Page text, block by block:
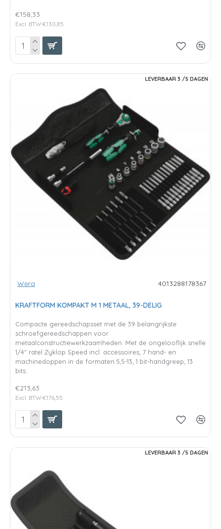
€158,33
Excl. BTW:€130,85
LEVERBAAR 3 /5 DAGEN
Wera 4013288178367
KRAFTFORM KOMPAKT M 1 METAAL, 39-DELIG
Compacte gereedschapsset met de 39 belangrijkste
schroefgereedschappen voor
metaalconstructiewerkzaamheden. Met de ongelooflijk snelle
1/4" ratel Zyklop Speed incl. accessoires; 7 hand- en
machinedoppen in de formaten 5,5-13; 1 bit-handgreep; 13
bits..
€213,63
Excl. BTW:€176,55
LEVERBAAR 3 /5 DAGEN